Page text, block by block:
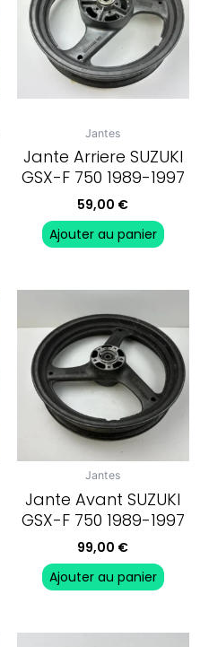
Jantes
Jante Arriere SUZUKI
GSX-F 750 1989-1997
59,00 €
Ajouter au panier
Jantes
Jante Avant SUZUKI
GSX-F 750 1989-1997
99,00 €
Ajouter au panier